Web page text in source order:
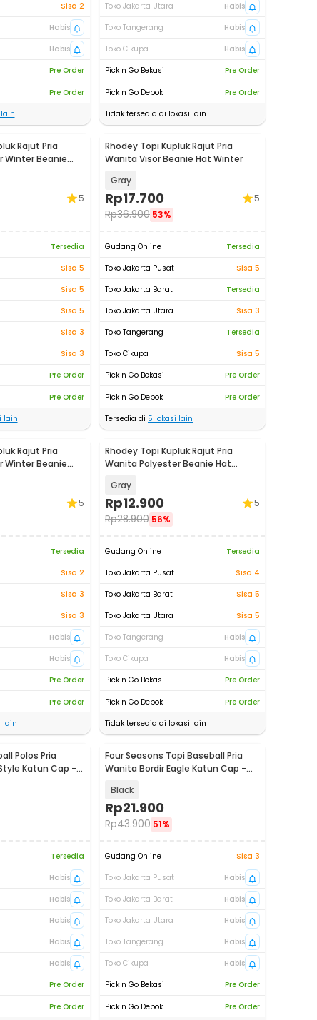
Sisa 2
Habis
Habis
Pre Order
Pre Order
Toko Jakarta Utara
Habis
Toko Tangerang
Habis
Toko Cikupa
Habis
Pick n Go Bekasi
Pre Order
Pick n Go Depok
Pre Order
Tidak tersedia di lokasi lain
Rajut Pria
Winter Beanie
5
Tersedia
Sisa 5
Sisa 5
Sisa 5
Sisa 3
Sisa 3
Pre Order
Pre Order
lain
Rhodey Topi Kupluk Rajut Pria
Wanita Visor Beanie Hat Winter
Gray
Rp17.700
Rp36.900 53%
5
Gudang Online
Tersedia
Toko Jakarta Pusat
Sisa 5
Toko Jakarta Barat
Tersedia
Toko Jakarta Utara
Sisa 3
Toko Tangerang
Tersedia
Toko Cikupa
Sisa 5
Pick n Go Bekasi
Pre Order
Pick n Go Depok
Pre Order
Tersedia di 5 lokasi lain
Rajut Pria
Winter Beanie
5
Tersedia
Sisa 2
Sisa 3
Sisa 3
Habis
Habis
Pre Order
Pre Order
lain
Rhodey Topi Kupluk Rajut Pria
Wanita Polyester Beanie Hat
Gray
Rp12.900
Rp28.900 56%
5
Gudang Online
Tersedia
Toko Jakarta Pusat
Sisa 4
Toko Jakarta Barat
Sisa 5
Toko Jakarta Utara
Sisa 5
Toko Tangerang
Habis
Toko Cikupa
Habis
Pick n Go Bekasi
Pre Order
Pick n Go Depok
Pre Order
Tidak tersedia di lokasi lain
Polos Pria
Katun Cap -
Tersedia
Habis
Habis
Habis
Habis
Habis
Pre Order
Pre Order
Four Seasons Topi Baseball Pria
Wanita Bordir Eagle Katun Cap -
Black
Rp21.900
Rp43.900 51%
Gudang Online
Sisa 3
Toko Jakarta Pusat
Habis
Toko Jakarta Barat
Habis
Toko Jakarta Utara
Habis
Toko Tangerang
Habis
Toko Cikupa
Habis
Pick n Go Bekasi
Pre Order
Pick n Go Depok Pre Order